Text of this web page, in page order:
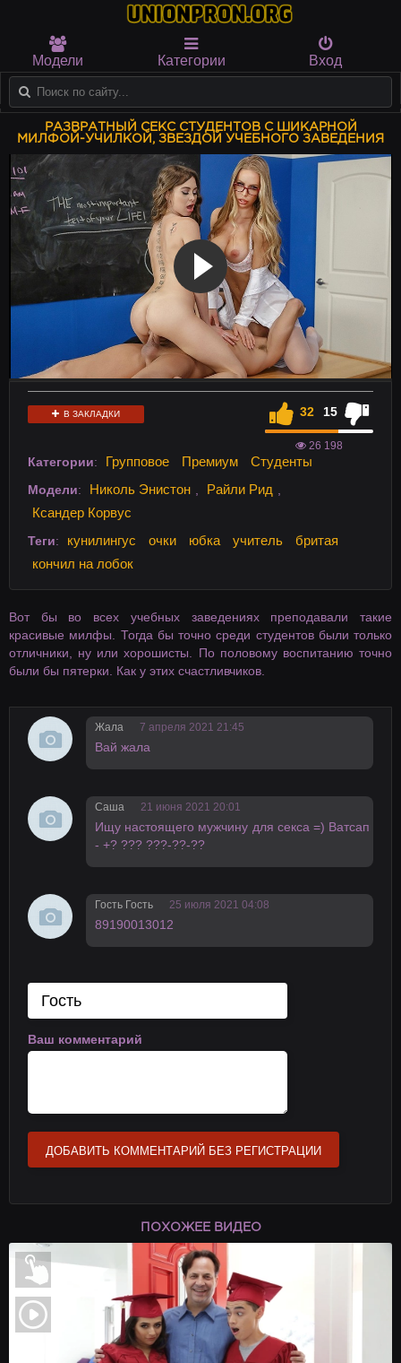
Модели Категории Вход
РАЗВРАТНЫЙ СЕКС СТУДЕНТОВ С ШИКАРНОЙ
МИЛФОЙ-УЧИЛКОЙ, ЗВЕЗДОЙ УЧЕБНОГО ЗАВЕДЕНИЯ
В ЗАКЛАДКИ 32 15
26 198
Категории: Групповое Премиум Студенты
Модели: Николь Энистон Райли Рид
Ксандер Корвус
Теги: кунилингус очки юбка учитель
бритая
кончил на лобок
Вот бы во всех учебных заведениях преподавали такие
красивые милфы. Тогда бы точно среди студентов были только
отличники, ну или хорошисты. По половому воспитанию точно
были бы пятерки. Как у этих счастливчиков.
Жала 7 апреля 2021 21:45
Вай жала
Саша 21 июня 2021 20:01
Ищy настоящего мужчинy для секса =) Ватсап
- +? ??? ???-??-??
Гость Гость 25 июля 2021 04:08
89190013012
Ваш комментарий
ДОБАВИТЬ КОММЕНТАРИЙ БЕЗ РЕГИСТРАЦИИ
ПОХОЖЕЕ ВИДЕО